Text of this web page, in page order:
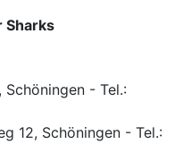
Sharks
- Tel.:
12, Schöningen - Tel.: